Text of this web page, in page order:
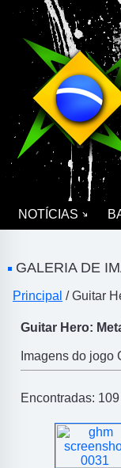
NOTÍCIAS
GALERIA DE
Principal / Guitar
Guitar Hero:
Imagens do jogo
Encontradas: